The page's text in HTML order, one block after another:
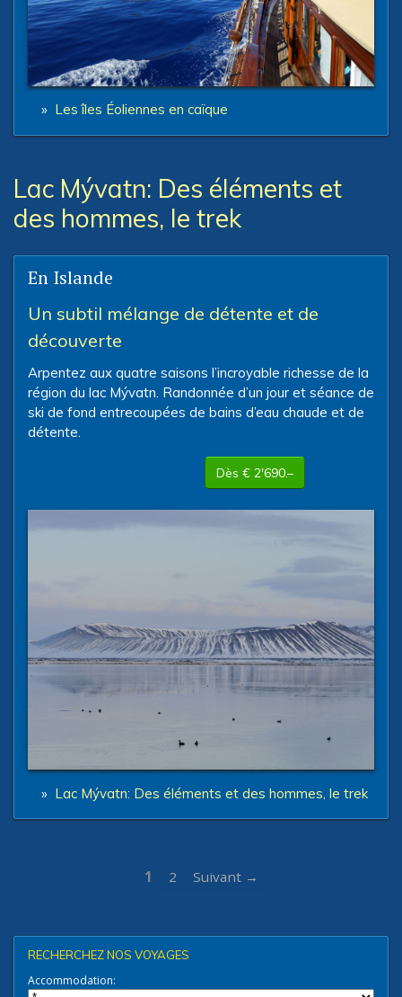
» Les îles Éoliennes en caïque
Lac Mývatn: Des éléments et
des hommes, le trek
En Islande
Un subtil mélange de détente et de
découverte
Arpentez aux quatre saisons l’incroyable richesse de la
région du lac Mývatn. Randonnée d’un jour et séance de
ski de fond entrecoupées de bains d’eau chaude et de
détente.
Dès € 2'690.–
» Lac Mývatn: Des éléments et des hommes, le trek
1 2 Suivant →
RECHERCHEZ NOS VOYAGES
Accommodation: